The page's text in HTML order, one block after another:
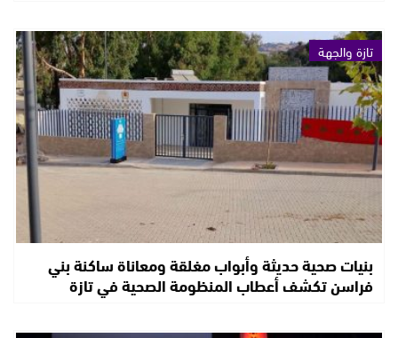
تازة والجهة
بنيات صحية حديثة وأبواب مغلقة ومعاناة ساكنة بني
فراسن تكشف أعطاب المنظومة الصحية في تازة